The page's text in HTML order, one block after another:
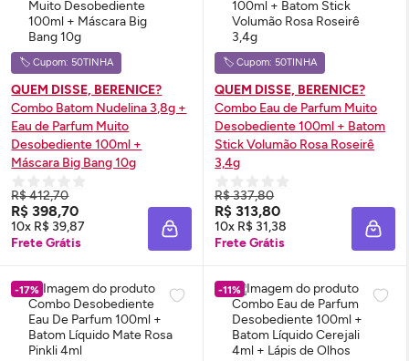
🏷️ Cupom: 50TINHA
QUEM DISSE, BERENICE?
Combo Batom Nudelina 3,8g +
Eau de Parfum Muito
Desobediente 100ml +
Máscara Big Bang 10g
R$ 412,70
R$ 398,70
10x R$ 39,87
Frete Grátis
ADICIONAR À SACOLA
🏷️ Cupom: 50TINHA
QUEM DISSE, BERENICE?
Combo Eau de Parfum Muito
Desobediente 100ml + Batom
Stick Volumão Rosa Roseirê
3,4g
R$ 337,80
R$ 313,80
10x R$ 31,38
Frete Grátis
-17% -11%